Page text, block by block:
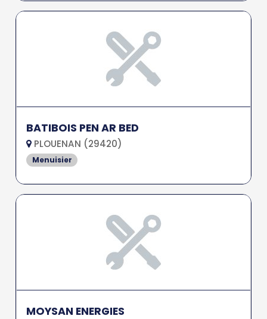
BATIBOIS PEN AR BED
PLOUENAN (29420)
Menuisier
MOYSAN ENERGIES